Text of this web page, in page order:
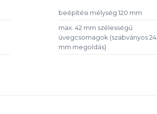
beépítési mélység 120 mm
max. 42 mm szélességű
üvegcsomagok (szabványos 24
mm megoldás)